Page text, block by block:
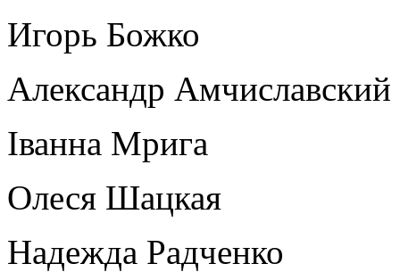
Игорь Божко
Александр Амчиславский
Іванна Мрига
Олеся Шацкая
Надежда Радченко